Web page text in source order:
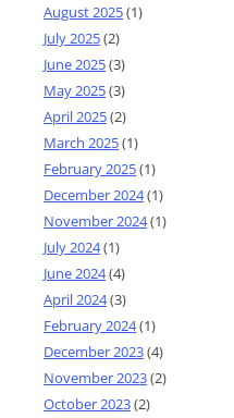
August 2025(1)
July 2025(2)
June 2025(3)
May 2025(3)
April 2025(2)
March 2025(1)
February 2025(1)
December 2024(1)
November 2024(1)
July 2024(1)
June 2024(4)
April 2024(3)
February 2024(1)
December 2023(4)
November 2023(2)
October 2023(2)